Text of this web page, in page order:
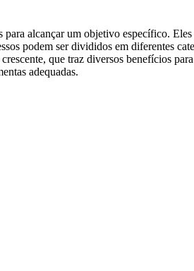
alcançar um objetivo específico.
podem ser divididos em diferentes
que traz diversos benefícios
adequadas.